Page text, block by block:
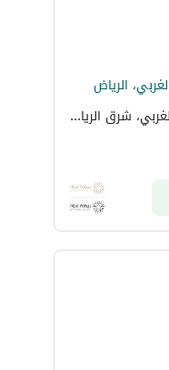
الرياض
شارع أحمد بن الحسن الأنصاري، حي النسيم الغربي، شرق الرياض، الرياض